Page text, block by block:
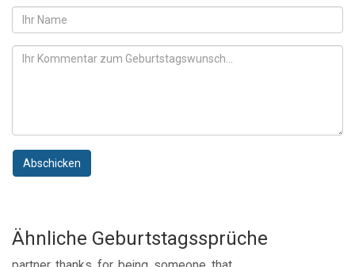
Abschicken
Ähnliche Geburtstagssprüche